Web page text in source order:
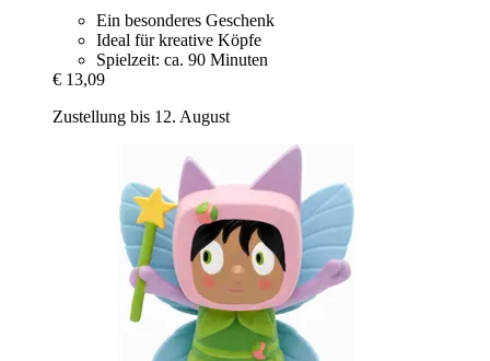
Ein besonderes Geschenk
Ideal für kreative Köpfe
Spielzeit: ca. 90 Minuten
€ 13,09
Zustellung bis 12. August